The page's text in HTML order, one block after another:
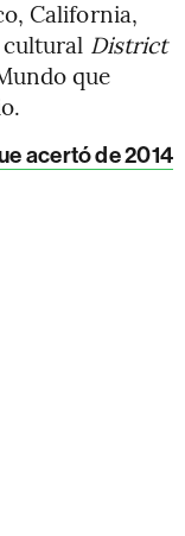
California,
cultural District
que
acertó de 2014